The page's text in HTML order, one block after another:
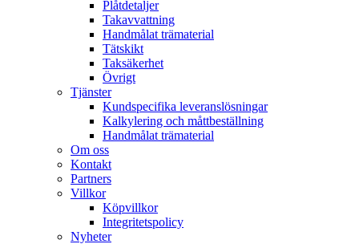
Plåtdetaljer
Takavvattning
Handmålat trämaterial
Tätskikt
Taksäkerhet
Övrigt
Tjänster
Kundspecifika leveranslösningar
Kalkylering och måttbeställning
Handmålat trämaterial
Om oss
Kontakt
Partners
Villkor
Köpvillkor
Integritetspolicy
Nyheter